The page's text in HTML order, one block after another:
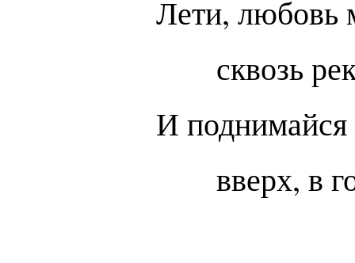
Лети, любовь
сквозь
И
вверх, в